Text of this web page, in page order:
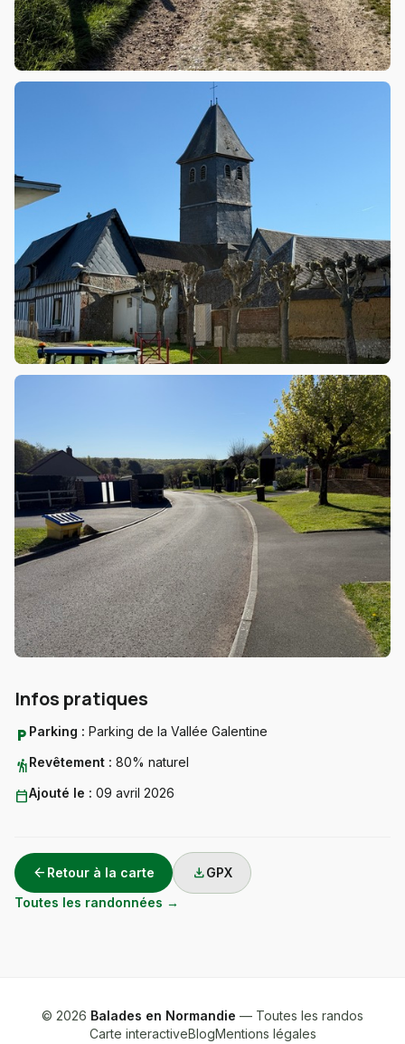
Infos pratiques
local_parking Parking : Parking de la Vallée Galentine
hikingRevêtement : 80% naturel
calendar_todayAjouté le : 09 avril 2026
arrow_back Retour à la carte downloadGPX
Toutes les randonnées →
© 2026 Balades en Normandie — Toutes les randos
Carte interactiveBlogMentions légales